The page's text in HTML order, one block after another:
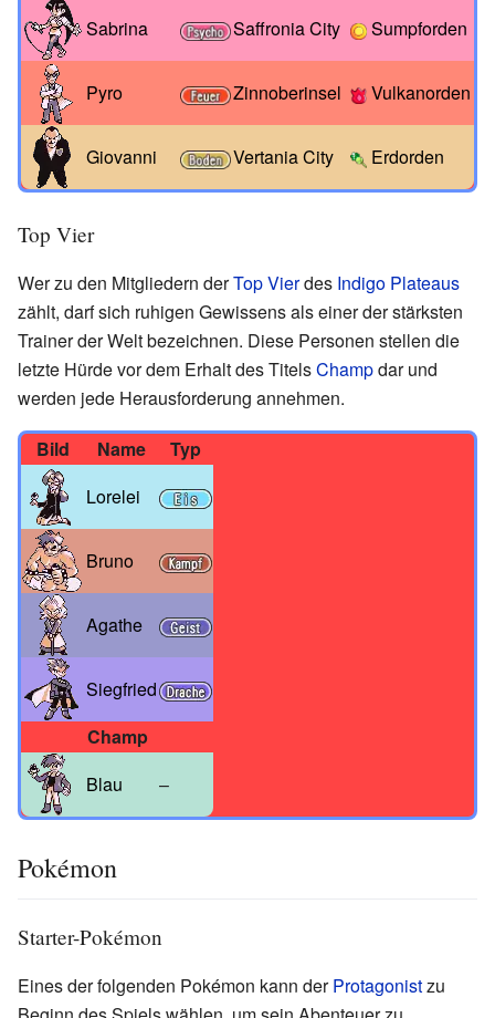
Sabrina Saffronia City Sumpforden
Pyro Zinnoberinsel Vulkanorden
Giovanni Vertania City Erdorden
Top Vier
Wer zu den Mitgliedern derTop Vierdes Indigo Plateaus
zählt, darf sich ruhigen Gewissens als einer der stärksten
Trainer der Welt bezeichnen. Diese Personen stellen die
letzte Hürde vor dem Erhalt des TitelsChampdar und
werden jede Herausforderung annehmen.
Bild
Name
Typ
Lorelei
Bruno
Agathe
Siegfried
Champ
Blau
–
Pokémon
Starter-Pokémon
Eines der folgenden Pokémon kann derProtagonistzu